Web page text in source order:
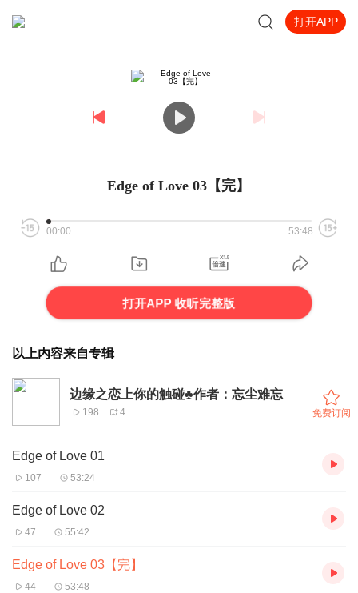
打开APP
Edge of Love 03【完】
00:00 53:48
打开APP 收听完整版
以上内容来自专辑
边缘之恋上你的触碰♣作者：忘尘难忘
198 4 免费订阅
Edge of Love 01
107 53:24
Edge of Love 02
47 55:42
Edge of Love 03【完】
44 53:48